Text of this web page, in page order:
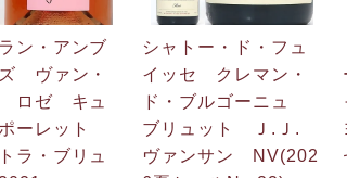
ン・アンブ
ヴァン・
ロゼ キュ
ーレット
ラ・ブリュ
シャトー・ド・フュ
イッセ クレマン・
ド・ブルゴーニュ
ブリュット Ｊ.Ｊ.
ヴァンサン NV(202